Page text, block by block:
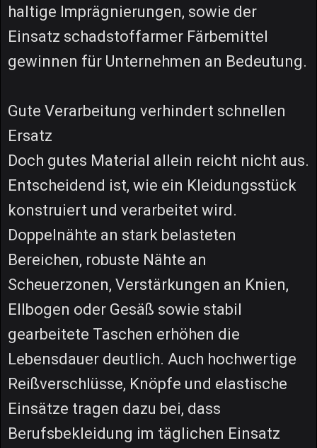
haltige Imprägnierungen, sowie der
Einsatz schadstoffarmer Färbemittel
gewinnen für Unternehmen an Bedeutung.
Gute Verarbeitung verhindert schnellen
Ersatz
Doch gutes Material allein reicht nicht aus.
Entscheidend ist, wie ein Kleidungsstück
konstruiert und verarbeitet wird.
Doppelnähte an stark belasteten
Bereichen, robuste Nähte an
Scheuerzonen, Verstärkungen an Knien,
Ellbogen oder Gesäß sowie stabil
gearbeitete Taschen erhöhen die
Lebensdauer deutlich. Auch hochwertige
Reißverschlüsse, Knöpfe und elastische
Einsätze tragen dazu bei, dass
Berufsbekleidung im täglichen Einsatz